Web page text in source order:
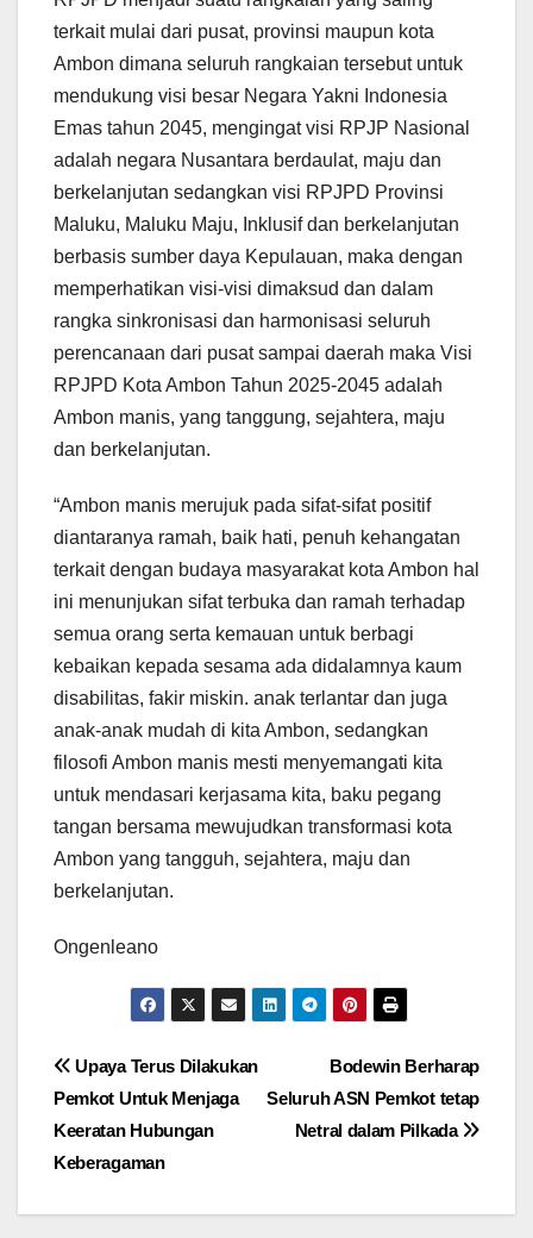
terkait mulai dari pusat, provinsi maupun kota
Ambon dimana seluruh rangkaian tersebut untuk
mendukung visi besar Negara Yakni Indonesia
Emas tahun 2045, mengingat visi RPJP Nasional
adalah negara Nusantara berdaulat, maju dan
berkelanjutan sedangkan visi RPJPD Provinsi
Maluku, Maluku Maju, Inklusif dan berkelanjutan
berbasis sumber daya Kepulauan, maka dengan
memperhatikan visi-visi dimaksud dan dalam
rangka sinkronisasi dan harmonisasi seluruh
perencanaan dari pusat sampai daerah maka Visi
RPJPD Kota Ambon Tahun 2025-2045 adalah
Ambon manis, yang tanggung, sejahtera, maju
dan berkelanjutan.
“Ambon manis merujuk pada sifat-sifat positif
diantaranya ramah, baik hati, penuh kehangatan
terkait dengan budaya masyarakat kota Ambon hal
ini menunjukan sifat terbuka dan ramah terhadap
semua orang serta kemauan untuk berbagi
kebaikan kepada sesama ada didalamnya kaum
disabilitas, fakir miskin. anak terlantar dan juga
anak-anak mudah di kita Ambon, sedangkan
filosofi Ambon manis mesti menyemangati kita
untuk mendasari kerjasama kita, baku pegang
tangan bersama mewujudkan transformasi kota
Ambon yang tangguh, sejahtera, maju dan
berkelanjutan.
Ongenleano
Navigasi
pos
Bodewin Berharap
Seluruh ASN Pemkot tetap
Netral dalam Pilkada
Upaya Terus Dilakukan
Pemkot Untuk Menjaga
Keeratan Hubungan
Keberagaman